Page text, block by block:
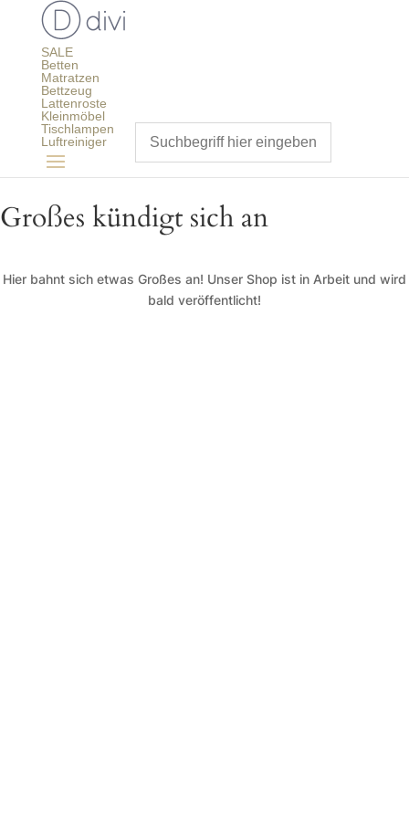
SALE
Betten
Matratzen
Bettzeug
Lattenroste
Kleinmöbel
Tischlampen
Luftreiniger
Großes kündigt sich an
Hier bahnt sich etwas Großes an! Unser Shop ist in Arbeit und wird
bald veröffentlicht!